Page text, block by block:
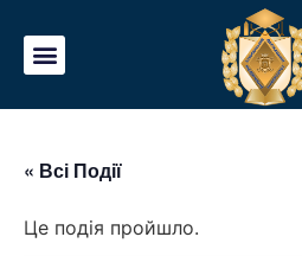
« Всі Події
Це подія пройшло.